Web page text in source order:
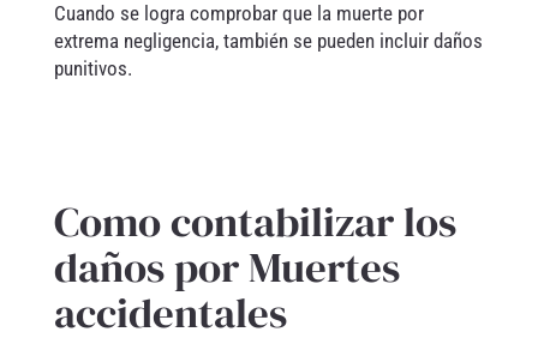
Cuando se logra comprobar que la muerte por
extrema negligencia, también se pueden incluir daños
punitivos.
Como contabilizar los
daños por Muertes
accidentales